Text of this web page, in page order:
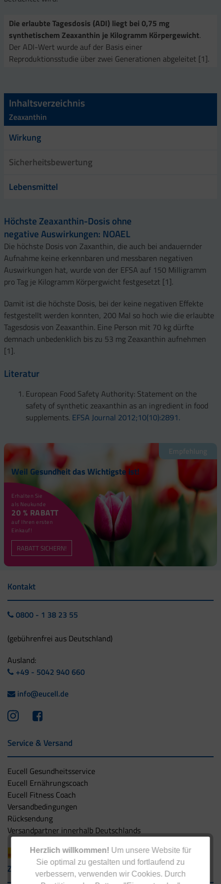
Herzlich willkommen! Um unsere Website für
Sie optimal zu gestalten und fortlaufend zu
verbessern, verwenden wir Cookies. Durch
Die erlaubte Tagesdosis (ADI) liegt bei 0,75 mg
synthetischem Zeaxanthin je Kilogramm Körpergewicht.
Der ADI-Wert wurde auf der Basis einer
Reproduktionsstudie über zwei Generationen abgeleitet [1].
Inhaltsverzeichnis
Zeaxanthin
Wirkung
Sicherheitsbewertung
Lebensmittel
Höchste Zeaxanthin-Dosis ohne
negative Auswirkungen: NOAEL
Die höchste Dosis von Zaxanthin, die auch bei andauernder
Aufnahme keine erkennbaren und messbaren negativen
Auswirkungen hat, wurde von der EFSA auf 150 Milligramm
pro Tag je Kilogramm Körpergwicht festgesetzt [1].
Damit ist die höchste Dosis, bei der keine negativen Effekte
festgestellt werden konnten, 200 Mal so hoch wie die erlaubte
Tagesdosis von Zeaxanthin. Eine Person mit 70 kg dürfte
demnach unbedenklich bis zu 53 mg Zeaxanthin aufnehmen
[1].
Literatur
European Food Safety Authority: Statement on the
safety of synthetic zeaxanthin as an ingredient in food
supplements. EFSA Journal 2012;10(10):2891.
Empfehlung
Weil Gesundheit das Wichtigste ist!
Erhalten Sie
als Neukunde
20 % RABATT
auf Ihren ersten
Einkauf!
RABATT SICHERN!
Kontakt
0800 - 1 38 23 55
(gebührenfrei aus Deutschland)
Ausland:
+49 - 5042 940 660
info@eucell.de
Service & Versand
Eucell Gesundheitsservice
Eucell Ernährungscoach
Eucell Fitness Coach
Versandbedingungen
Rücksendung
Versandpartner innerhalb Deutschlands
Zahlungsarten